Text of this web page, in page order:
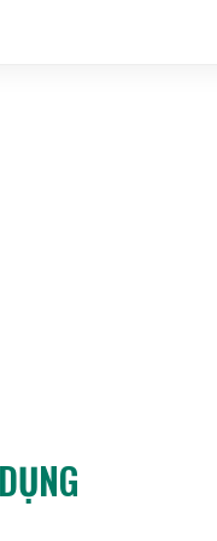
chế độ cân phù hợp